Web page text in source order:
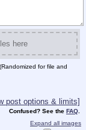
here
(Randomized for file and
post options & limits]
Confused? See the FAQ
Expand all images